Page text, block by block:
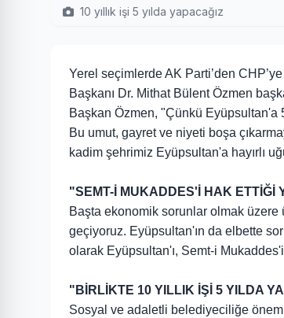
10 yıllık işi 5 yılda yapacağız
Yerel seçimlerde AK Parti’den
Başkanı Dr. Mithat Bülent Özmen
Başkan Özmen, "Çünkü Eyüpsultan'a
Bu umut, gayret ve niyeti boşa
kadim şehrimiz Eyüpsultan'a hayırlı
"SEMT-İ MUKADDES'İ HAK ETTİĞİ
Başta ekonomik sorunlar olmak
geçiyoruz. Eyüpsultan'ın da elbette
olarak Eyüpsultan'ı, Semt-i
"BİRLİKTE 10 YILLIK İŞİ 5 YILDA
Sosyal ve adaletli belediyeciliğe